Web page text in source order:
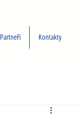
Partneři Kontakty